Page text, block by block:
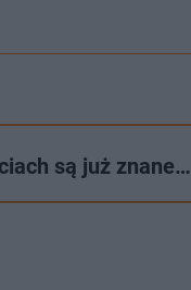
są już znane…